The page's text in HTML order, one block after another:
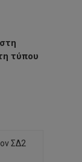
τύπου
ΣΔ2